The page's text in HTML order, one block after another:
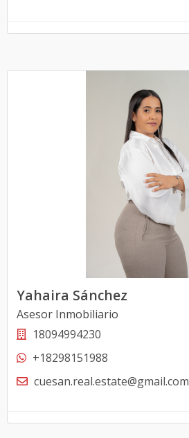
Yahaira Sánchez
Asesor Inmobiliario
18094994230
+18298151988
cuesan.real.estate@gmail.com